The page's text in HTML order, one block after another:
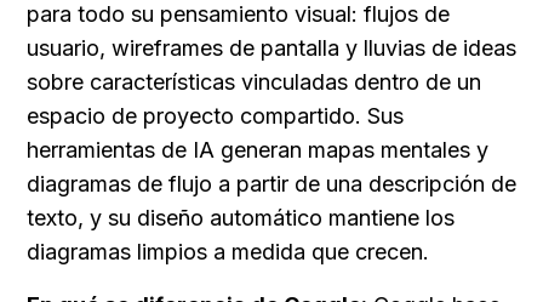
para todo su pensamiento visual: flujos de
usuario, wireframes de pantalla y lluvias de ideas
sobre características vinculadas dentro de un
espacio de proyecto compartido. Sus
herramientas de IA generan mapas mentales y
diagramas de flujo a partir de una descripción de
texto, y su diseño automático mantiene los
diagramas limpios a medida que crecen.